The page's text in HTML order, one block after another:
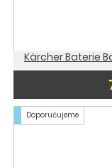
Kärcher Baterie
Doporučujeme